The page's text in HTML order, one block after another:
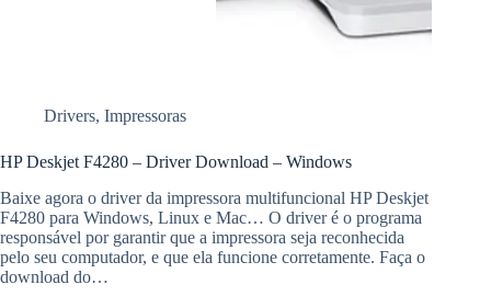
Drivers, Impressoras
HP Deskjet F4280 – Driver Download – Windows
Baixe agora o driver da impressora multifuncional HP Deskjet
F4280 para Windows, Linux e Mac… O driver é o programa
responsável por garantir que a impressora seja reconhecida
pelo seu computador, e que ela funcione corretamente. Faça o
download do…